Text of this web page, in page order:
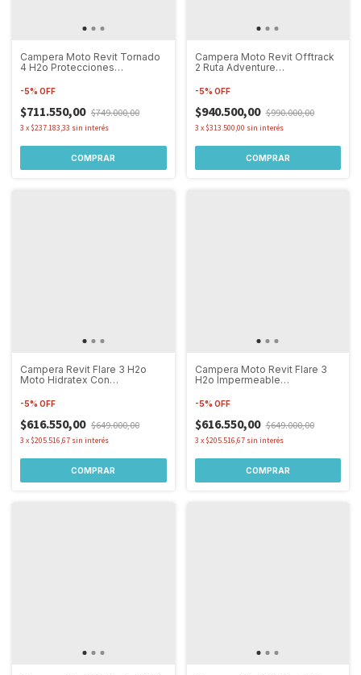
Campera Moto Revit Tornado
4 H2o Protecciones
-5% OFF
$711.550,00 $749.000,00
3 x $237.183,33 sin interés
COMPRAR
Campera Moto Revit Offtrack
2 Ruta Adventure
-5% OFF
$940.500,00 $990.000,00
3 x $313.500,00 sin interés
COMPRAR
Campera Revit Flare 3 H2o
Moto Hidratex Con
-5% OFF
$616.550,00 $649.000,00
3 x $205.516,67 sin interés
COMPRAR
Campera Moto Revit Flare 3
H2o Impermeable
-5% OFF
$616.550,00 $649.000,00
3 x $205.516,67 sin interés
COMPRAR